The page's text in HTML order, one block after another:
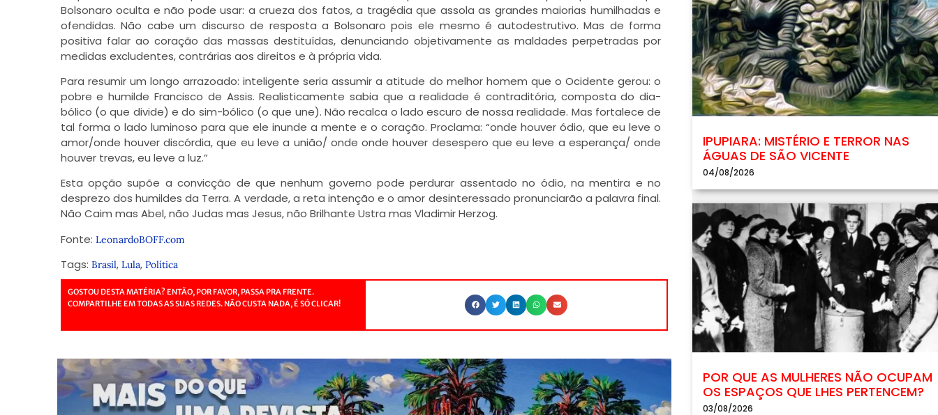
Bolsonaro oculta e não pode usar: a crueza dos fatos, a tragédia que assola as grandes maiorias humilhadas e
ofendidas. Não cabe um discurso de resposta a Bolsonaro pois ele mesmo é autodestrutivo. Mas de forma
positiva falar ao coração das massas destituídas, denunciando objetivamente as maldades perpetradas por
medidas excludentes, contrárias aos direitos e à própria vida.
Para resumir um longo arrazoado: inteligente seria assumir a atitude do melhor homem que o Ocidente gerou: o
pobre e humilde Francisco de Assis. Realisticamente sabia que a realidade é contraditória, composta do dia-
bólico (o que divide) e do sim-bólico (o que une). Não recalca o lado escuro de nossa realidade. Mas fortalece de
tal forma o lado luminoso para que ele inunde a mente e o coração. Proclama: “onde houver ódio, que eu leve o
amor/onde houver discórdia, que eu leve a união/ onde onde houver desespero que eu leve a esperança/ onde
houver trevas, eu leve a luz.”
Esta opção supõe a convicção de que nenhum governo pode perdurar assentado no ódio, na mentira e no
desprezo dos humildes da Terra. A verdade, a reta intenção e o amor desinteressado pronunciarão a palavra final.
Não Caim mas Abel, não Judas mas Jesus, não Brilhante Ustra mas Vladimir Herzog.
Fonte: LeonardoBOFF.com
Tags: Brasil, Lula, Política
GOSTOU DESTA MATÉRIA? ENTÃO, POR FAVOR, PASSA PRA FRENTE.
COMPARTILHE EM TODAS AS SUAS REDES. NÃO CUSTA NADA, É SÓ CLICAR!
IPUPIARA: MISTÉRIO E TERROR NAS
ÁGUAS DE SÃO VICENTE
04/08/2026
POR QUE AS MULHERES NÃO OCUPAM
OS ESPAÇOS QUE LHES PERTENCEM?
03/08/2026